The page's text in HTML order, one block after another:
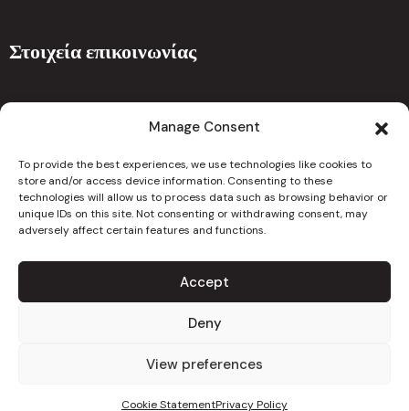
Manage Consent
To provide the best experiences, we use technologies like cookies to
store and/or access device information. Consenting to these
technologies will allow us to process data such as browsing behavior or
unique IDs on this site. Not consenting or withdrawing consent, may
adversely affect certain features and functions.
Accept
Deny
View preferences
Cookie StatementPrivacy Policy
Στοιχεία επικοινωνίας
info@christoforouclinic.com
24667626
Copyright 2023. All Rights Reserved
Πολιτική Ιστοσελίδας